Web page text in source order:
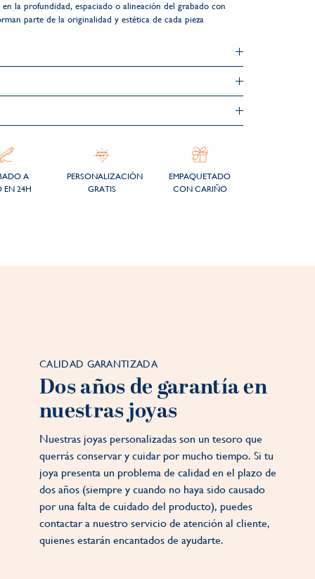
en la profundidad, espaciado o alineación del grabado con
parte de la originalidad y estética de cada pieza
A
EN 24H
PERSONALIZACIÓN
GRATIS
EMPAQUETADO
CON CARIÑO
CALIDAD GARANTIZADA
Dos años de garantía en
nuestras joyas
Nuestras joyas personalizadas son un tesoro que
querrás conservar y cuidar por mucho tiempo. Si tu
joya presenta un problema de calidad en el plazo de
dos años (siempre y cuando no haya sido causado
por una falta de cuidado del producto), puedes
contactar a nuestro servicio de atención al cliente,
quienes estarán encantados de ayudarte.